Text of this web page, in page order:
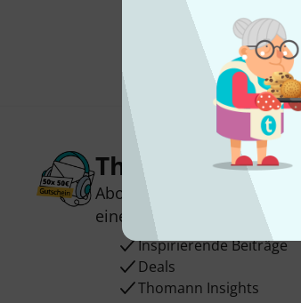
Thomann
Abonniere den Thomann
einen von
50 Gutscheinen
Inspirierende Beiträge
Deals
Thomann Insights